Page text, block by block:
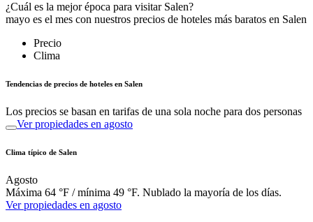
¿Cuál es la mejor época para visitar Salen?
mayo es el mes con nuestros precios de hoteles más baratos en Salen
Precio
Clima
Tendencias de precios de hoteles en Salen
Los precios se basan en tarifas de una sola noche para dos personas
Ver propiedades en agosto
Clima típico de Salen
Agosto
Máxima 64 °F / mínima 49 °F. Nublado la mayoría de los días.
Ver propiedades en agosto